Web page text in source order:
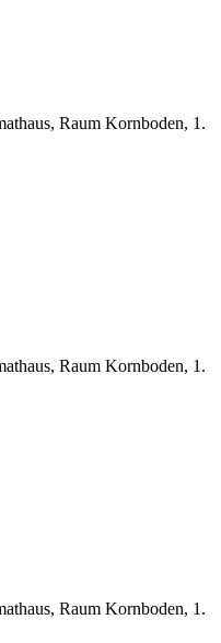
Raum Kornboden, 1.
Raum Kornboden, 1.
Raum Kornboden, 1.